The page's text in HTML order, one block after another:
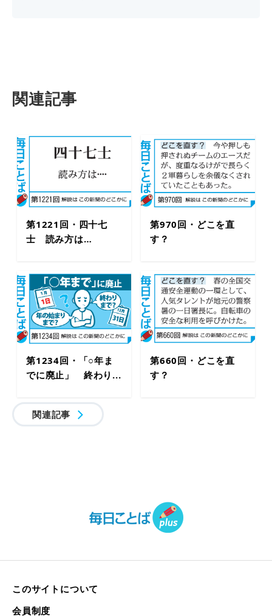
関連記事
第1221回・四十七
士 読み方は…
第970回・どこを直
す？
第1234回・「○年ま
でに廃止」 終わり...
第660回・どこを直
す？
関連記事
このサイトについて
会員制度